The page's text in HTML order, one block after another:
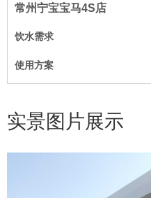
常州宁宝宝马4S店
饮水需求
使用方案
实景图片展示